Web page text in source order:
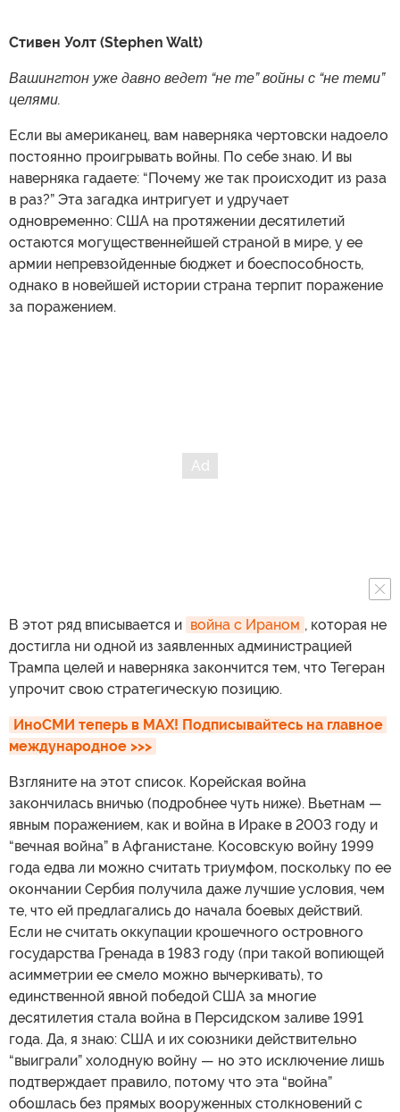
Стивен Уолт (Stephen Walt)
Вашингтон уже давно ведет “не те” войны с “не теми”
целями.
Если вы американец, вам наверняка чертовски надоело
постоянно проигрывать войны. По себе знаю. И вы
наверняка гадаете: “Почему же так происходит из раза
в раз?” Эта загадка интригует и удручает
одновременно: США на протяжении десятилетий
остаются могущественнейшей страной в мире, у ее
армии непревзойденные бюджет и боеспособность,
однако в новейшей истории страна терпит поражение
за поражением.
В этот ряд вписывается и война с Ираном , которая не
достигла ни одной из заявленных администрацией
Трампа целей и наверняка закончится тем, что Тегеран
упрочит свою стратегическую позицию.
ИноСМИ теперь в MAX! Подписывайтесь на главное
международное >>>
Взгляните на этот список. Корейская война
закончилась вничью (подробнее чуть ниже). Вьетнам —
явным поражением, как и война в Ираке в 2003 году и
“вечная война” в Афганистане. Косовскую войну 1999
года едва ли можно считать триумфом, поскольку по ее
окончании Сербия получила даже лучшие условия, чем
те, что ей предлагались до начала боевых действий.
Если не считать оккупации крошечного островного
государства Гренада в 1983 году (при такой вопиющей
асимметрии ее смело можно вычеркивать), то
единственной явной победой США за многие
десятилетия стала война в Персидском заливе 1991
года. Да, я знаю: США и их союзники действительно
“выиграли” холодную войну — но это исключение лишь
подтверждает правило, потому что эта “война”
обошлась без прямых вооруженных столкновений с